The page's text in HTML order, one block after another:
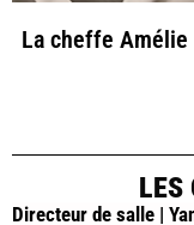
La cheffe Amélie
LES
Directeur de salle |